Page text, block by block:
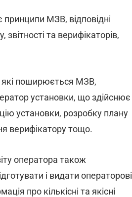
МЗВ, відповідні
та верифікаторів,
які поширюється МЗВ,
установки, що здійснює
установки, розробку плану
верифікатору тощо.
оператора також
і видати операторові
про кількісні та якісні